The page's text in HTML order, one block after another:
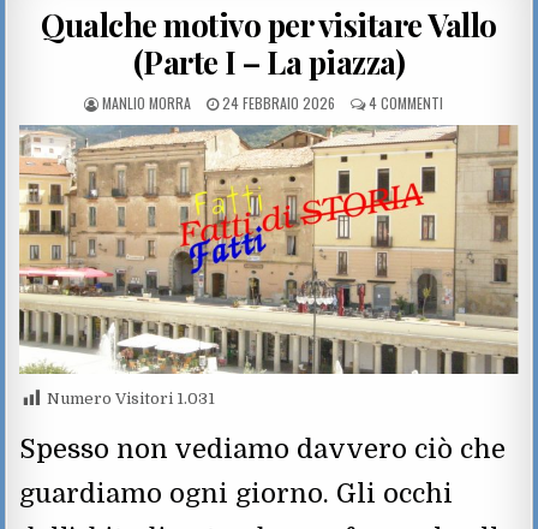
Qualche motivo per visitare Vallo
(Parte I – La piazza)
AUTHOR:
MANLIO MORRA PUBLISHED DATE:
24 FEBBRAIO 2026 4 COMMENTISU QUALCHE
Numero Visitori 1.031
Spesso non vediamo davvero ciò che
guardiamo ogni giorno. Gli occhi